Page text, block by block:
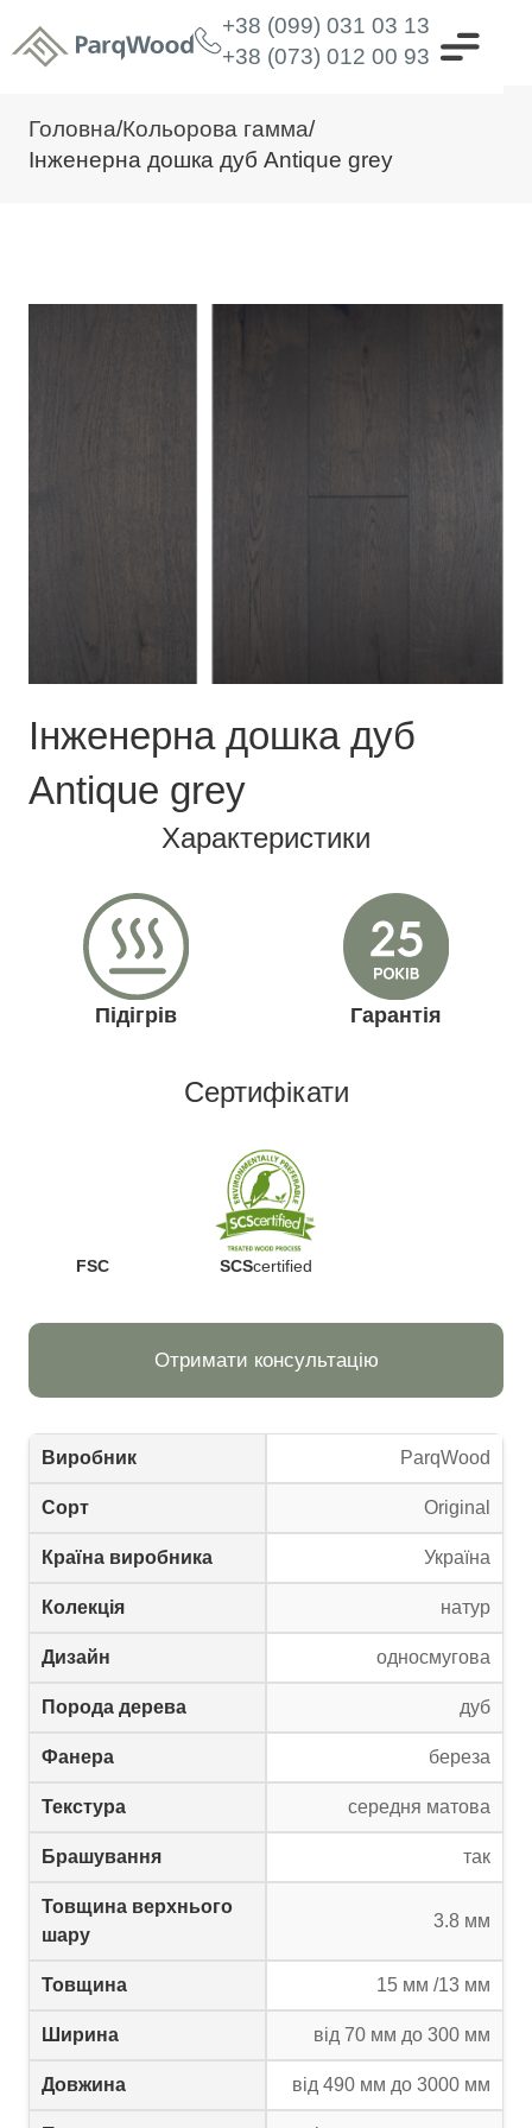
+38 (099) 031 03 13
+38 (073) 012 00 93
Головна/Кольорова гамма/
Інженерна дошка дуб Antique grey
Інженерна дошка дуб
Antique grey
Характеристики
Підігрів Гарантія
Сертифікати
FSC SCScertified
Отримати консультацію
Виробник ParqWood
Сорт Original
Країна виробника Україна
Колекція натур
Дизайн односмугова
Порода дерева дуб
Фанера береза
Текстура середня матова
Брашування так
Товщина верхнього
шару
3.8 мм
Товщина 15 мм /13 мм
Ширина від 70 мм до 300 мм
Довжина від 490 мм до 3000 мм